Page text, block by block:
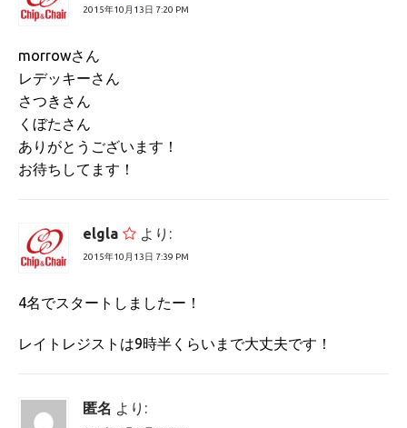
2015年10月13日 7:20 PM
morrowさん
レデッキーさん
さつきさん
くぼたさん
ありがとうございます！
お待ちしてます！
elgla より:
2015年10月13日 7:39 PM
4名でスタートしましたー！
レイトレジストは9時半くらいまで大丈夫です！
匿名 より: